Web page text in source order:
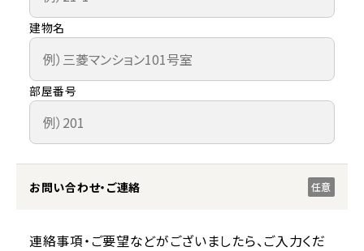
建物名
部屋番号
お問い合わせ・ご連絡 任意
連絡事項・ご要望などがございましたら、ご入力くだ